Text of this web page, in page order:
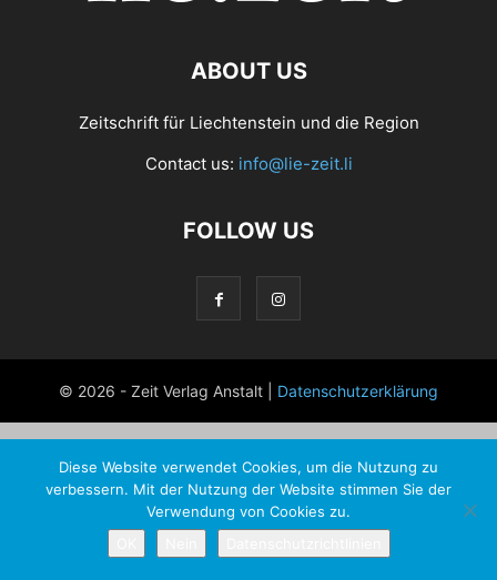
ABOUT US
Zeitschrift für Liechtenstein und die Region
Contact us: info@lie-zeit.li
FOLLOW US
© 2026 - Zeit Verlag Anstalt | Datenschutzerklärung
Diese Website verwendet Cookies, um die Nutzung zu
verbessern. Mit der Nutzung der Website stimmen Sie der
Verwendung von Cookies zu.